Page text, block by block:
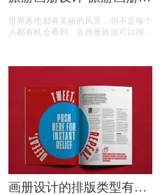
世界各地都有美丽的风景，但不是每个
人都有机会看到。去画册旅游可以很好
本文向你介绍旅游画册设计的特点要素
画册设计的排版类型有哪